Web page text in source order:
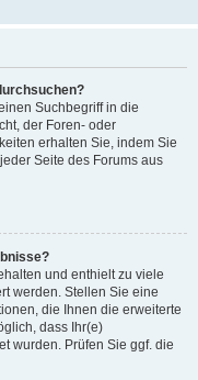
Suchbegriff in die
der Foren- oder
erhalten Sie, indem Sie
Seite des Forums aus
und enthielt zu viele
werden. Stellen Sie eine
die Ihnen die erweiterte
dass Ihr(e)
wurden. Prüfen Sie ggf. die